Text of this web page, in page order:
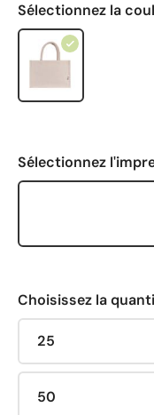
Sélectionnez la
Sélectionnez
Choisissez la
25
50